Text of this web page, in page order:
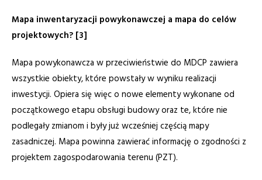
Mapa inwentaryzacji powykonawczej a mapa do celów
projektowych? [3]
Mapa powykonawcza w przeciwieństwie do MDCP zawiera
wszystkie obiekty, które powstały w wyniku realizacji
inwestycji. Opiera się więc o nowe elementy wykonane od
początkowego etapu obsługi budowy oraz te, które nie
podlegały zmianom i były już wcześniej częścią mapy
zasadniczej. Mapa powinna zawierać informację o zgodności z
projektem zagospodarowania terenu (PZT).